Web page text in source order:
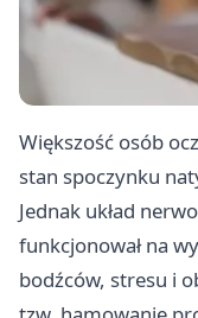
Większość osób
stan spoczynku
Jednak układ
funkcjonował na
bodźców, stresu i